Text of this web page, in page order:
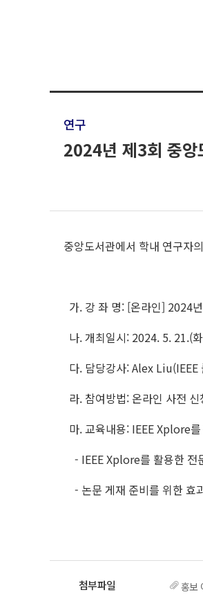
연구
2024년 제3회 중앙
중앙도서관에서 학내 연구자
가. 강 좌 명: [온라인] 2024
나. 개최일시: 2024. 5. 21.(
다. 담당강사: Alex Liu(IEEE
라. 참여방법: 온라인 사전
마. 교육내용: IEEE Xplore
- IEEE Xplore를 활용한 전
- 논문 게재 준비를 위한 효
홍보